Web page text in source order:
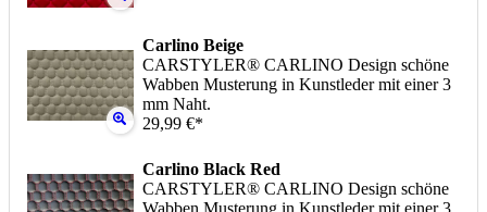
Carlino Beige
CARSTYLER® CARLINO Design schöne
Wabben Musterung in Kunstleder mit einer 3
mm Naht.
29,99 €*
Carlino Black Red
CARSTYLER® CARLINO Design schöne